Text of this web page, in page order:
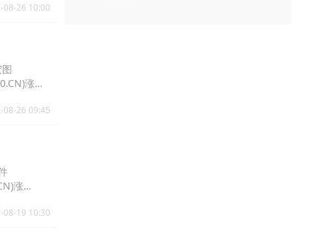
08-26 10:00
涨
08-26 09:45
涨
08-19 10:30